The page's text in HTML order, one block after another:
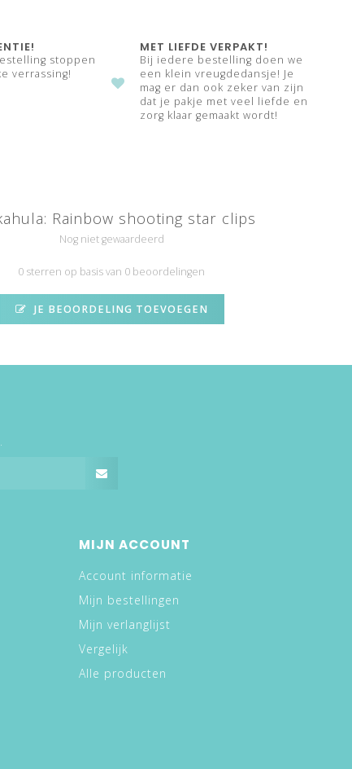
stoppen
verrassing!
MET LIEFDE VERPAKT!
Bij iedere bestelling doen we
een klein vreugdedansje! Je
mag er dan ook zeker van zijn
dat je pakje met veel liefde en
zorg klaar gemaakt wordt!
Rainbow shooting star clips
Nog niet gewaardeerd
0 sterren op basis van 0 beoordelingen
JE BEOORDELING TOEVOEGEN
MIJN ACCOUNT
Account informatie
Mijn bestellingen
Mijn verlanglijst
Vergelijk
Alle producten